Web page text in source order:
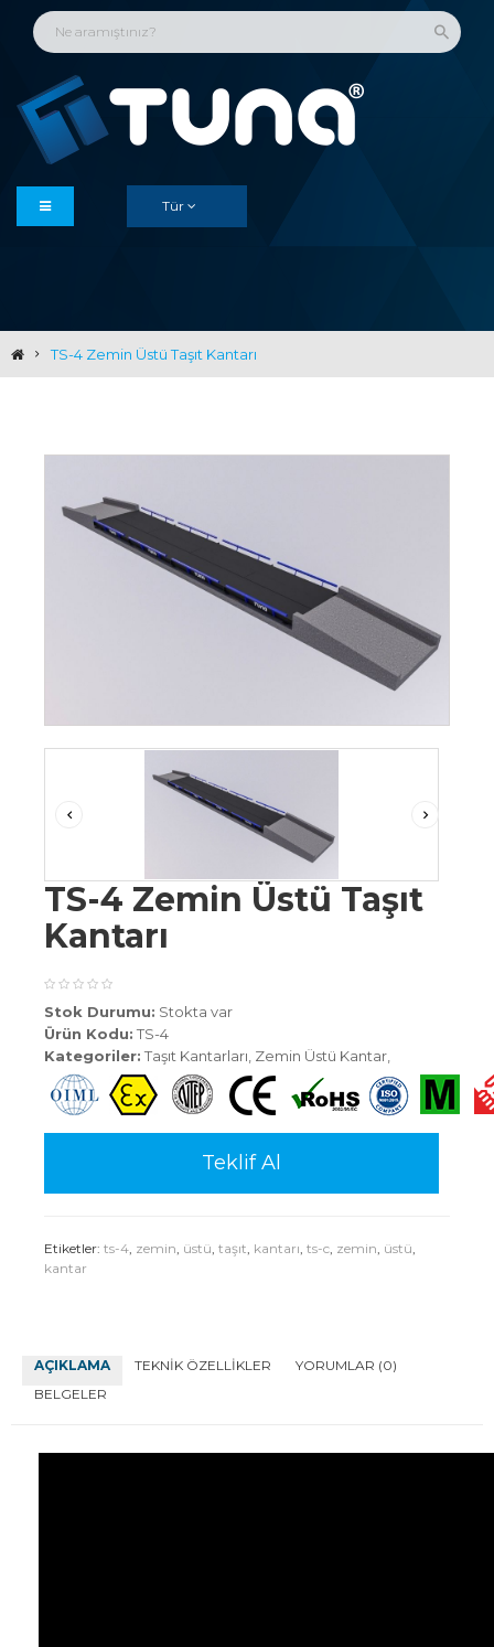
Tür
TS-4 Zemin Üstü Taşıt Kantarı
TS-4 Zemin Üstü Taşıt
Kantarı
Stok Durumu: Stokta var
Ürün Kodu: TS-4
Kategoriler: Taşıt Kantarları, Zemin Üstü Kantar,
Teklif Al
Etiketler: ts-4, zemin, üstü, taşıt, kantarı, ts-c, zemin, üstü,
kantar
AÇIKLAMA TEKNIK ÖZELLIKLER
YORUMLAR (0)
BELGELER